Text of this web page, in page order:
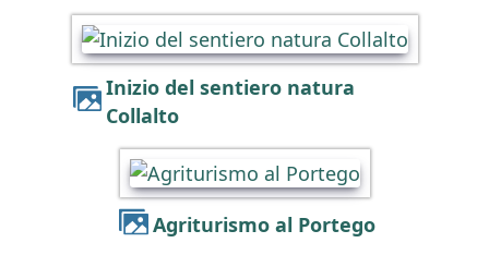
Inizio del sentiero natura
Collalto
Agriturismo al Portego